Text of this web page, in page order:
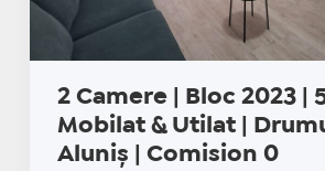
2 Camere | Bloc 2023 |
Mobilat & Utilat |
Aluniș | Comision 0